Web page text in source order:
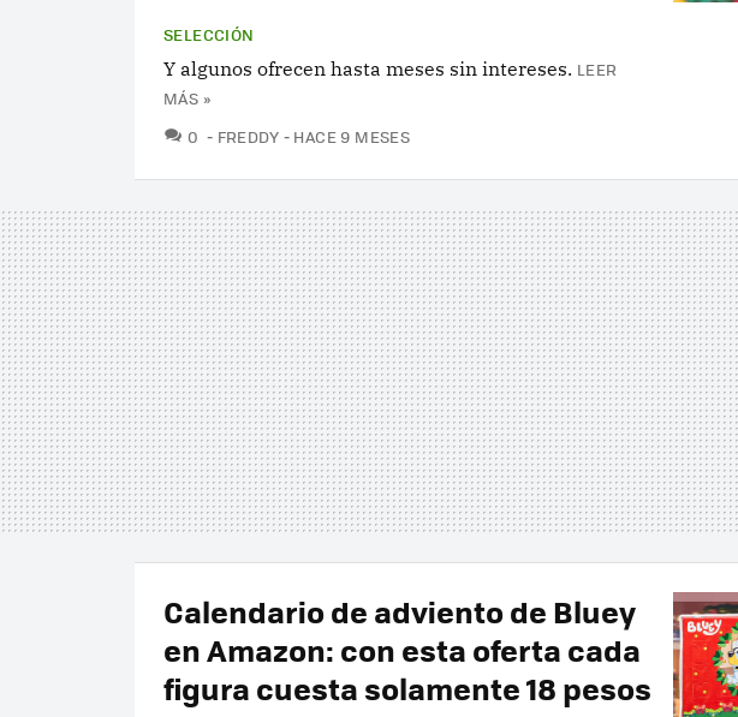
SELECCIÓN
Y algunos ofrecen hasta meses sin intereses. LEER
MÁS »
0 COMENTARIOS
FREDDY HACE 9 MESES
Calendario de adviento de Bluey
en Amazon: con esta oferta cada
figura cuesta solamente 18 pesos